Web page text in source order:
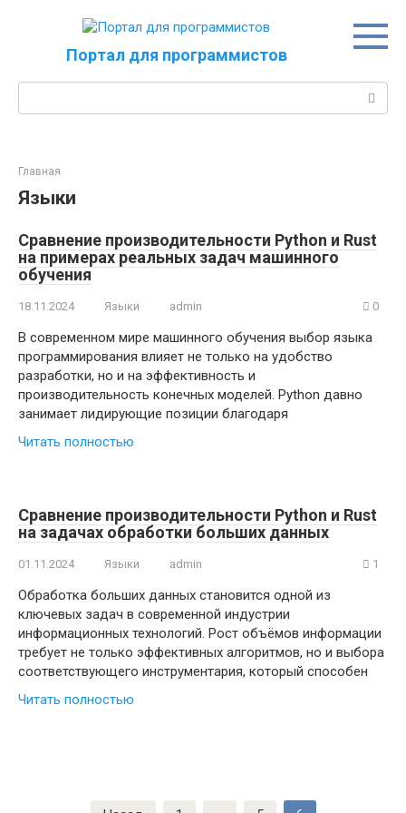
Портал для программистов
Главная
Языки
Сравнение производительности Python и Rust
на примерах реальных задач машинного
обучения
18.11.2024 Языки admin 0
В современном мире машинного обучения выбор языка
программирования влияет не только на удобство
разработки, но и на эффективность и
производительность конечных моделей. Python давно
занимает лидирующие позиции благодаря
Читать полностью
Сравнение производительности Python и Rust
на задачах обработки больших данных
01.11.2024 Языки admin 1
Обработка больших данных становится одной из
ключевых задач в современной индустрии
информационных технологий. Рост объёмов информации
требует не только эффективных алгоритмов, но и выбора
соответствующего инструментария, который способен
Читать полностью